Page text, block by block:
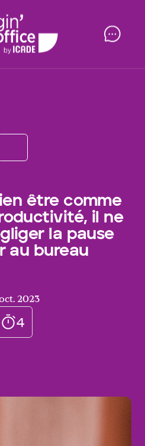
être comme
il ne
la pause
au bureau
2023
4